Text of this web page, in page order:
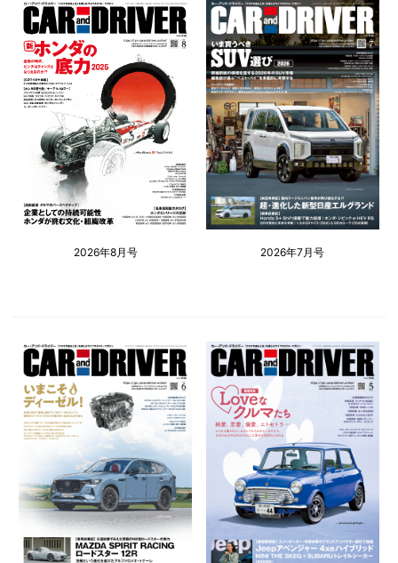
2026年8月号 2026年7月号